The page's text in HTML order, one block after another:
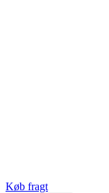
Køb fragt